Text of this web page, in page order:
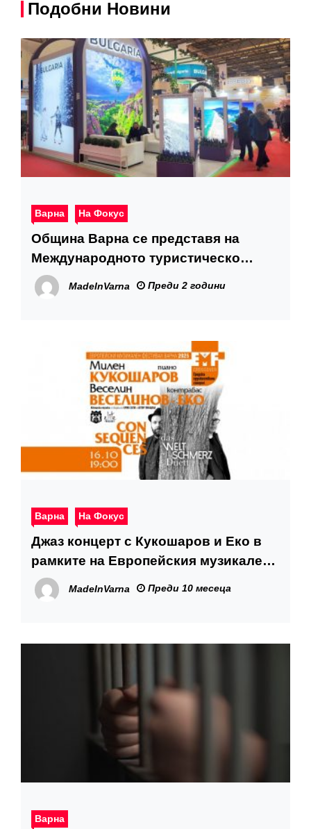
Подобни Новини
Варна На Фокус
Община Варна се представя на
Международното туристическо
изложение EMITT в Истанбул
MadeInVarna Преди 2 години
Варна На Фокус
Джаз концерт с Кукошаров и Еко в
рамките на Европейския музикален
фестивал във Варна
MadeInVarna Преди 10 месеца
Варна